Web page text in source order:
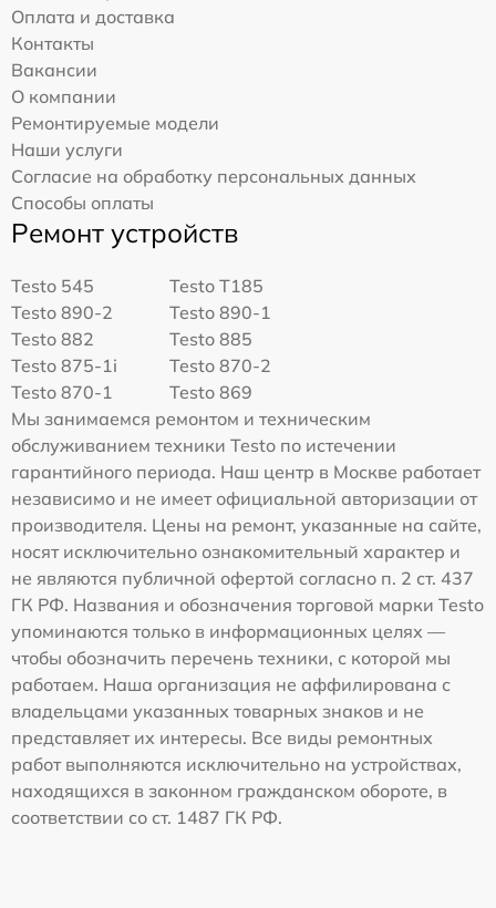
Оплата и доставка
Контакты
Вакансии
О компании
Ремонтируемые модели
Наши услуги
Согласие на обработку персональных данных
Способы оплаты
Ремонт устройств
Testo 545
Testo T185
Testo 890-2
Testo 890-1
Testo 882
Testo 885
Testo 875-1i
Testo 870-2
Testo 870-1
Testo 869
Мы занимаемся ремонтом и техническим
обслуживанием техники Testo по истечении
гарантийного периода. Наш центр в Москве работает
независимо и не имеет официальной авторизации от
производителя. Цены на ремонт, указанные на сайте,
носят исключительно ознакомительный характер и
не являются публичной офертой согласно п. 2 ст. 437
ГК РФ. Названия и обозначения торговой марки Testo
упоминаются только в информационных целях —
чтобы обозначить перечень техники, с которой мы
работаем. Наша организация не аффилирована с
владельцами указанных товарных знаков и не
представляет их интересы. Все виды ремонтных
работ выполняются исключительно на устройствах,
находящихся в законном гражданском обороте, в
соответствии со ст. 1487 ГК РФ.